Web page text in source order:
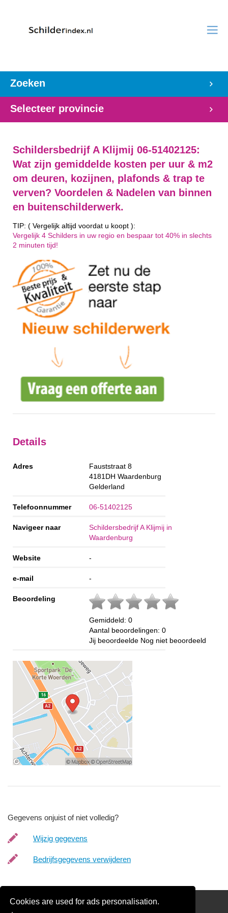
Cookies are used for ads personalisation.
Zoeken
Selecteer provincie
Schildersbedrijf A Klijmij 06-51402125:
Wat zijn gemiddelde kosten per uur & m2
om deuren, kozijnen, plafonds & trap te
verven? Voordelen & Nadelen van binnen
en buitenschilderwerk.
TIP: ( Vergelijk altijd voordat u koopt ):
Vergelijk 4 Schilders in uw regio en bespaar tot 40% in slechts
2 minuten tijd!
Details
Adres
Fauststraat 8
4181DH Waardenburg
Gelderland
Telefoonnummer 06-51402125
Navigeer naar
Schildersbedrijf A Klijmij in
Waardenburg
Website -
e-mail -
Beoordeling
Gemiddeld: 0
Aantal beoordelingen: 0
Jij beoordeelde Nog niet beoordeeld
Gegevens onjuist of niet volledig?
Wijzig gegevens
Bedrijfsgegevens verwijderen
Schilder Offerte Aanvragen